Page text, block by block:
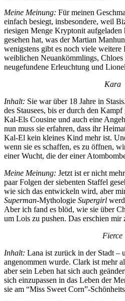
Meine Meinung: Für meinen
einfach besiegt, insbesondere, weil
riesigen Menge Kryptonit
gesehen hat, was der Martian
wenigstens gibt es noch viele weitere
weiblichen Neuankömmlings, Chloes
neugefundene Erleuchtung und
Kara
Inhalt: Sie war über 18 Jahre in
des Stausees, bis er durch den
Kal-Els Cousine und auch eine
nun muss sie erfahren, dass ihr
Kal-El kein kleines Kind mehr ist.
wenn sie es schaffen, es zu öffnen,
einer Wucht, die der einer
Meine Meinung: Jetzt ist er nicht
paar Folgen der siebenten Staffel
wie sich das entwickeln wird, aber
Superman-Mythologie Supergirl
Aber ich fand es blöd, wie sie über
um Lois zu pushen. Das erschien mir
Fierce
Inhalt: Lana ist zurück in der Stadt –
angenommen wurde. Clark ist mehr
aber sein Leben hat sich auch
sich einzupassen in das Leben der
sie am “Miss Sweet Corn”-